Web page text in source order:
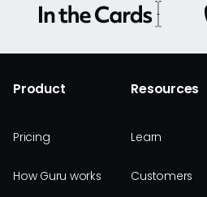
Product
Pricing
How Guru works
Resources
Learn
Customers